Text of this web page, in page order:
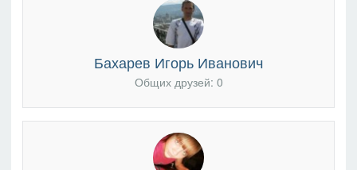
Бахарев Игорь Иванович
Общих друзей: 0